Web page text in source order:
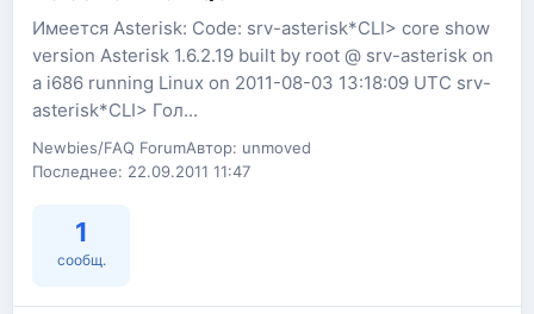
Имеется Asterisk: Code: srv-asterisk*CLI> core show
version Asterisk 1.6.2.19 built by root @ srv-asterisk on
a i686 running Linux on 2011-08-03 13:18:09 UTC srv-
asterisk*CLI> Гол...
Newbies/FAQ ForumАвтор: unmoved
Последнее: 22.09.2011 11:47
1
сообщ.